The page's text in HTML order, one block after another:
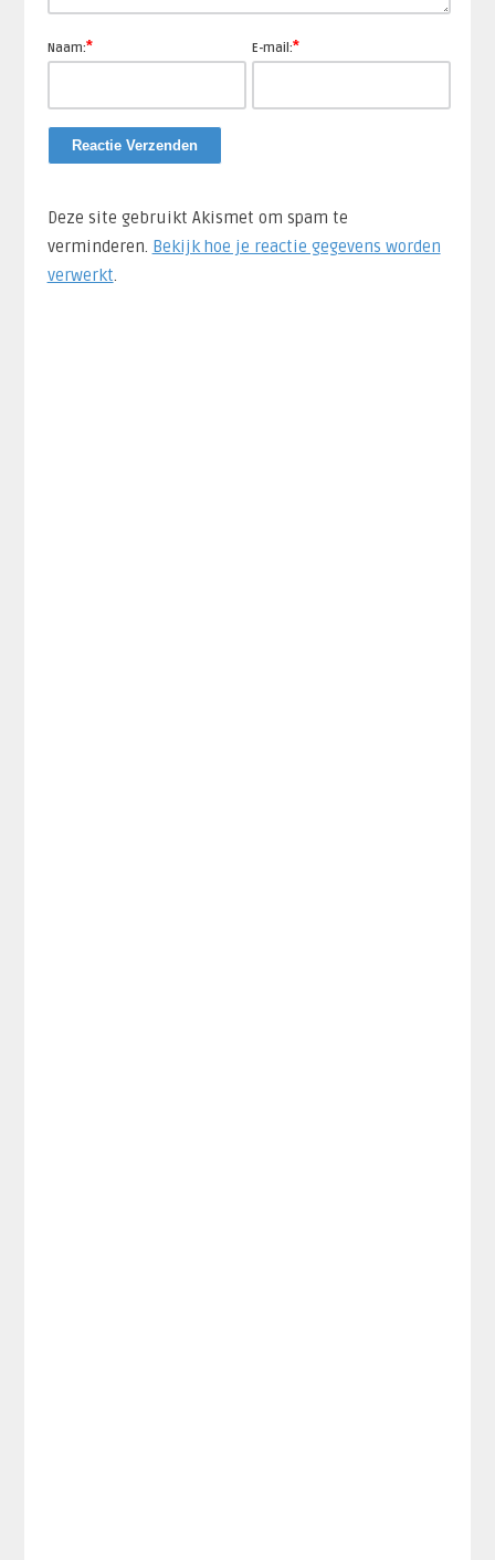
Naam:* E-mail:*
Deze site gebruikt Akismet om spam te
verminderen. Bekijk hoe je reactie gegevens worden
verwerkt.